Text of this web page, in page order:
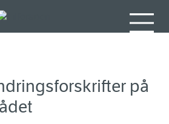
på